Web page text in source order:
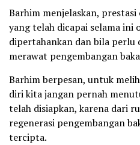
Barhim menjelaskan,
yang telah dicapai selama ini
dipertahankan dan bila perlu
merawat pengembangan
Barhim berpesan, untuk
diri kita jangan pernah
telah disiapkan, karena dari
regenerasi pengembangan
tercipta.